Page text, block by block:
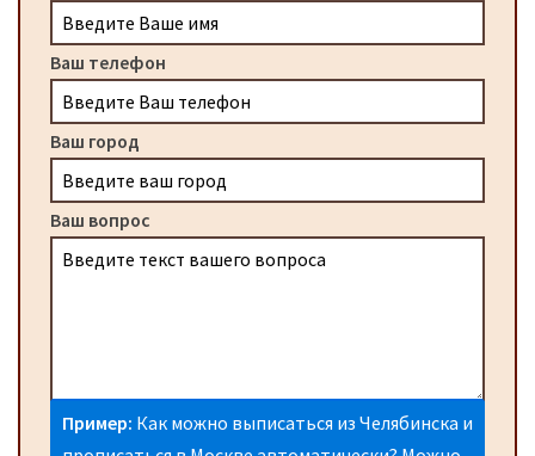
Ваш телефон
Ваш город
Ваш вопрос
Пример: Как можно выписаться из Челябинска и